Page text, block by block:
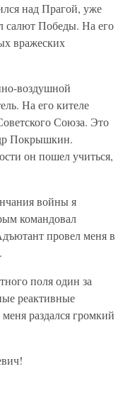
над Прагой, уже
салют Победы. На его
вражеских
воздушной
На его кителе
Союза. Это
Покрышкин.
он пошел учиться,
войны я
командовал
провел меня в
поля один за
реактивные
раздался громкий